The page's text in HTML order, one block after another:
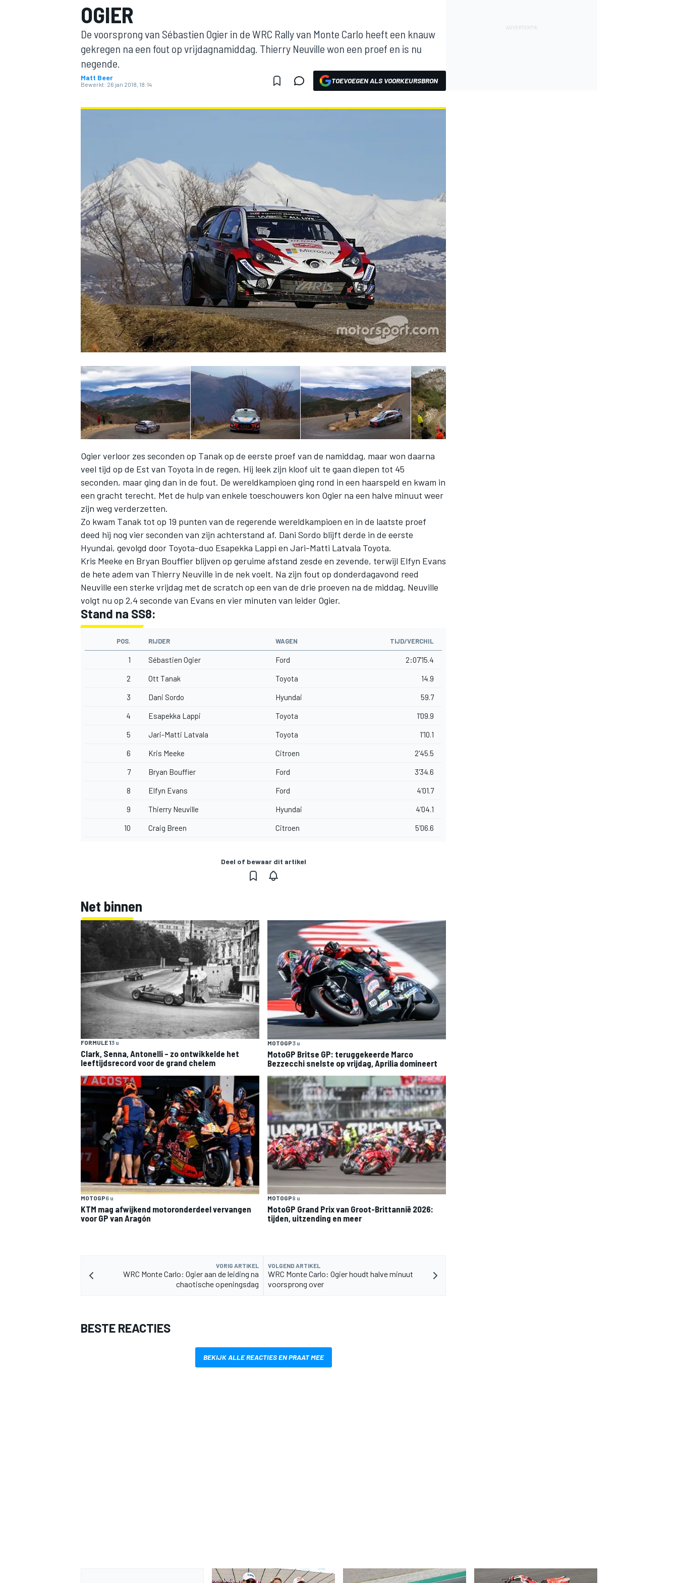
MOTOGP
INDYCAR
WEC DTM
MEER RACEKLASSEN
OGIER
De voorsprong van Sébastien Ogier in de WRC Rally van Monte Carlo heeft een knauw
gekregen na een fout op vrijdagnamiddag. Thierry Neuville won een proef en is nu
negende.
Matt Beer
Bewerkt: 26 jan 2018, 18:14 TOEVOEGEN ALS VOORKEURSBRON
Ogier verloor zes seconden op Tanak op de eerste proef van de namiddag, maar won daarna
veel tijd op de Est van Toyota in de regen. Hij leek zijn kloof uit te gaan diepen tot 45
seconden, maar ging dan in de fout. De wereldkampioen ging rond in een haarspeld en kwam in
een gracht terecht. Met de hulp van enkele toeschouwers kon Ogier na een halve minuut weer
zijn weg verderzetten.
Zo kwam Tanak tot op 19 punten van de regerende wereldkampioen en in de laatste proef
deed hij nog vier seconden van zijn achterstand af. Dani Sordo blijft derde in de eerste
Hyundai, gevolgd door Toyota-duo Esapekka Lappi en Jari-Matti Latvala Toyota.
Kris Meeke en Bryan Bouffier blijven op geruime afstand zesde en zevende, terwijl Elfyn Evans
de hete adem van Thierry Neuville in de nek voelt. Na zijn fout op donderdagavond reed
Neuville een sterke vrijdag met de scratch op een van de drie proeven na de middag. Neuville
volgt nu op 2,4 seconde van Evans en vier minuten van leider Ogier.
Stand na SS8:
POS. RIJDER WAGEN TIJD/VERCHIL
1 Sébastien Ogier Ford 2:07'15.4
2 Ott Tanak Toyota 14.9
3 Dani Sordo Hyundai 59.7
4 Esapekka Lappi Toyota 1'09.9
5 Jari-Matti Latvala Toyota 1'10.1
6 Kris Meeke Citroen 2'45.5
7 Bryan Bouffier Ford 3'34.6
8 Elfyn Evans Ford 4'01.7
9 Thierry Neuville Hyundai 4'04.1
10 Craig Breen Citroen 5'06.6
Deel of bewaar dit artikel
Net binnen
FORMULE 13 u
Clark, Senna, Antonelli – zo ontwikkelde het
leeftijdsrecord voor de grand chelem
MOTOGP3 u
MotoGP Britse GP: teruggekeerde Marco
Bezzecchi snelste op vrijdag, Aprilia domineert
MOTOGP6 u
KTM mag afwijkend motoronderdeel vervangen
voor GP van Aragón
MOTOGP9 u
MotoGP Grand Prix van Groot-Brittannië 2026:
tijden, uitzending en meer
VORIG ARTIKEL
WRC Monte Carlo: Ogier aan de leiding na
chaotische openingsdag
VOLGEND ARTIKEL
WRC Monte Carlo: Ogier houdt halve minuut
voorsprong over
BESTE REACTIES
BEKIJK ALLE REACTIES EN PRAAT MEE